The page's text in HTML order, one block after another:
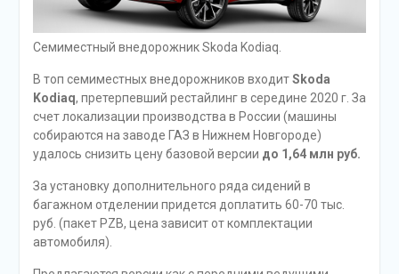
Семиместный внедорожник Skoda Kodiaq.
В топ семиместных внедорожников входитSkoda
Kodiaq, претерпевший рестайлинг в середине 2020 г. За
счет локализации производства в России (машины
собираются на заводе ГАЗ в Нижнем Новгороде)
удалось снизить цену базовой версии до 1,64 млн руб.
За установку дополнительного ряда сидений в
багажном отделении придется доплатить 60-70 тыс.
руб. (пакет PZB, цена зависит от комплектации
автомобиля).